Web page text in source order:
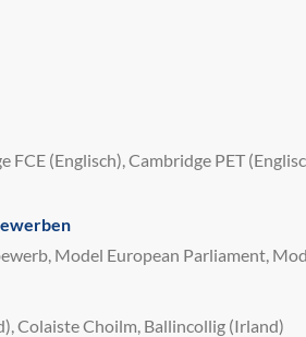
(Englisch), Cambridge PET
Model European Parliament,
Colaiste Choilm, Ballincollig (Irland)